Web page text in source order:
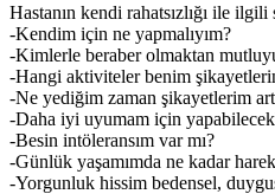
Hastanın kendi rahatsızlığı ile
-Kendim için ne yapmalıyım?
-Kimlerle beraber olmaktan
-Hangi aktiviteler benim
-Ne yediğim zaman şikayetlerim
-Daha iyi uyumam için
-Besin intöleransım var mı?
-Günlük yaşamımda ne kadar
-Yorgunluk hissim bedensel,